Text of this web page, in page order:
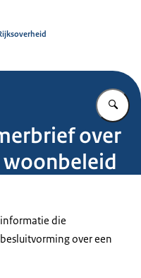
over
woonbeleid
die
over een